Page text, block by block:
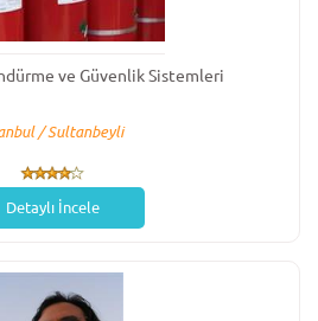
ve Güvenlik Sistemleri
/ Sultanbeyli
Detaylı İncele